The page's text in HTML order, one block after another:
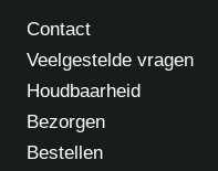
Contact
Veelgestelde vragen
Houdbaarheid
Bezorgen
Bestellen